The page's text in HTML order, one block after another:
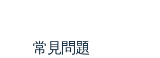
常見問題